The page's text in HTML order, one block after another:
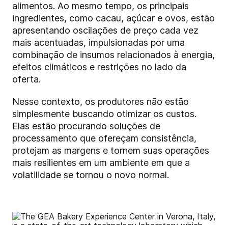
alimentos. Ao mesmo tempo, os principais
ingredientes, como cacau, açúcar e ovos, estão
apresentando oscilações de preço cada vez
mais acentuadas, impulsionadas por uma
combinação de insumos relacionados à energia,
efeitos climáticos e restrições no lado da
oferta.
Nesse contexto, os produtores não estão
simplesmente buscando otimizar os custos.
Elas estão procurando soluções de
processamento que ofereçam consistência,
protejam as margens e tornem suas operações
mais resilientes em um ambiente em que a
volatilidade se tornou o novo normal.